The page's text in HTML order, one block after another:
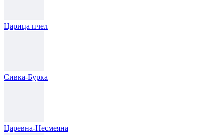
Царица пчел
Сивка-Бурка
Царевна-Несмеяна